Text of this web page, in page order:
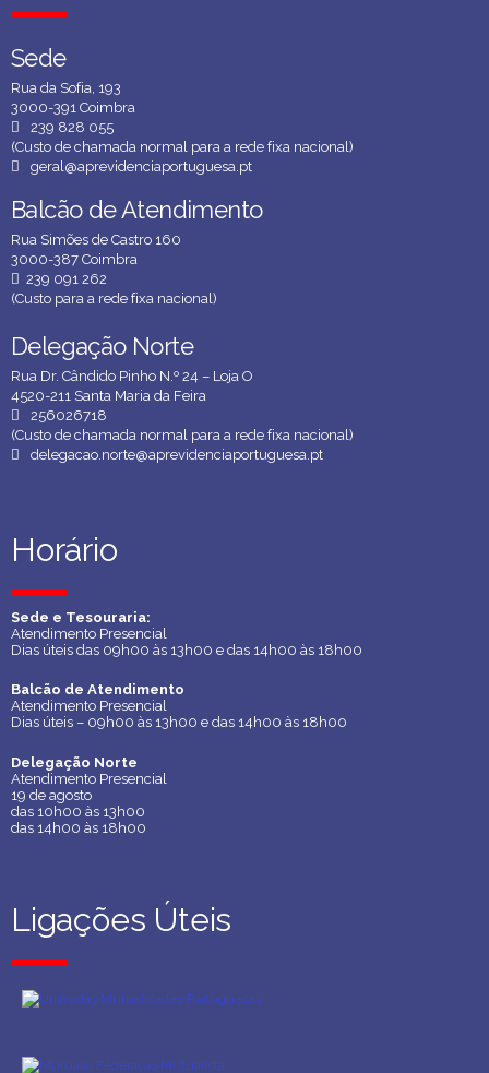
Sede
Sede
Rua da Sofia, 193
3000-391 Coimbra
239 828 055
(Custo de chamada normal para a rede fixa nacional)
geral@aprevidenciaportuguesa.pt
Balcão de Atendimento
Balcão de Atendimento
Rua Simões de Castro 160
3000-387 Coimbra
239 091 262
(Custo para a rede fixa nacional)
Delegação Norte
Delegação Norte
Rua Dr. Cândido Pinho N.º 24 – Loja O
4520-211 Santa Maria da Feira
256026718
(Custo de chamada normal para a rede fixa nacional)
delegacao.norte@aprevidenciaportuguesa.pt
Horário
Horário
Sede e Tesouraria:
Atendimento Presencial
Dias úteis das 09h00 às 13h00 e das 14h00 às 18h00
Sede e Tesouraria:
Atendimento Presencial
Dias úteis das 09h00 às 13h00 e das 14h00 às 18h00
Balcão de Atendimento
Atendimento Presencial
Dias úteis – 09h00 às 13h00 e das 14h00 às 18h00
Balcão de Atendimento
Atendimento Presencial
Dias úteis – 09h00 às 13h00 e das 14h00 às 18h00
Delegação Norte
Atendimento Presencial
19 de agosto
das 10h00 às 13h00
das 14h00 às 18h00
Delegação Norte
Atendimento Presencial
19 de agosto
das 10h00 às 13h00
das 14h00 às 18h00
Ligações Úteis
Ligações Úteis